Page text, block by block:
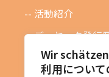
Wir
利用につい
活動紹介
デーヤック発行
DeJaK友の会